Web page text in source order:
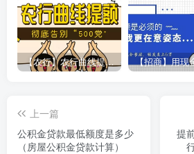
【农行】农行曲线提额，彻底告别“500党”
上一篇
公积金贷款最低额度是多少
（房屋公积金贷款计算）
提